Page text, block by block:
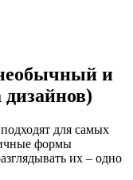
и
для самых
формы
их – одно